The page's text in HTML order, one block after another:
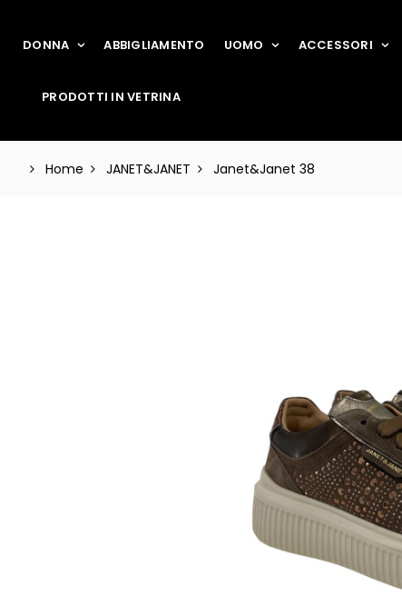
DONNA ABBIGLIAMENTO UOMO ACCESSORI
PRODOTTI IN VETRINA
Home JANET&JANET Janet&Janet 38